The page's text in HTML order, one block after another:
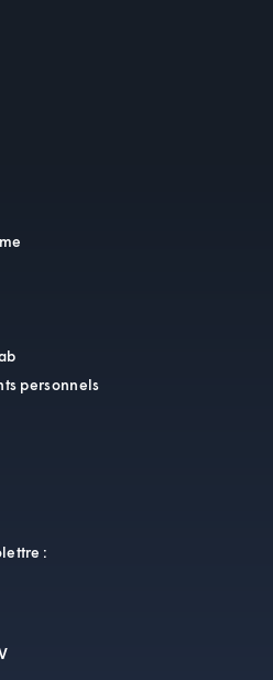
personnels
: